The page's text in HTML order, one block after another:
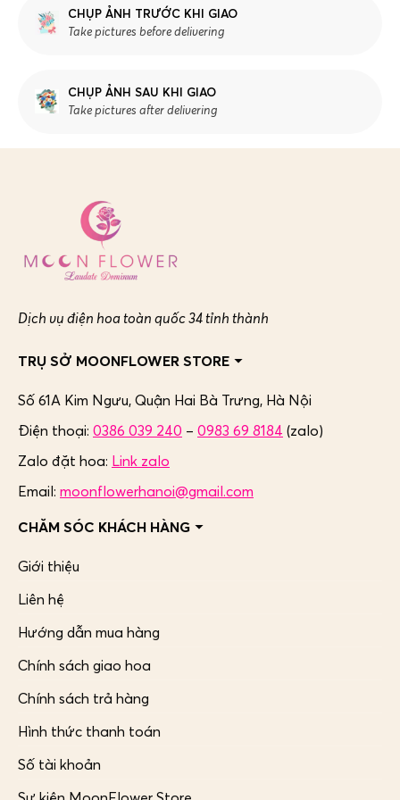
CHỤP ẢNH TRƯỚC KHI GIAO
Take pictures before delivering
CHỤP ẢNH SAU KHI GIAO
Take pictures after delivering
Dịch vụ điện hoa toàn quốc 34 tỉnh thành
TRỤ SỞ MOONFLOWER STORE
Số 61A Kim Ngưu, Quận Hai Bà Trưng, Hà Nội
Điện thoại: 0386 039 240 – 0983 69 8184 (zalo)
Zalo đặt hoa: Link zalo
Email: moonflowerhanoi@gmail.com
CHĂM SÓC KHÁCH HÀNG
Giới thiệu
Liên hệ
Hướng dẫn mua hàng
Chính sách giao hoa
Chính sách trả hàng
Hình thức thanh toán
Số tài khoản